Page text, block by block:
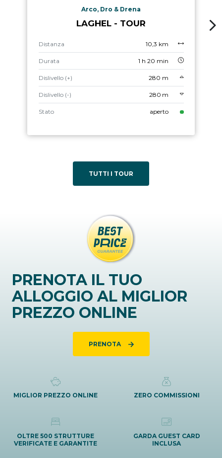
Arco, Dro & Drena
LAGHEL - TOUR
Distanza 10,3 km
Durata 1 h 20 min
Dislivello (+) 280 m
Dislivello (-) 280 m
Stato aperto
TUTTI I TOUR
PRENOTA IL TUO
ALLOGGIO AL MIGLIOR
PREZZO ONLINE
PRENOTA
MIGLIOR PREZZO ONLINE ZERO COMMISSIONI
OLTRE 500 STRUTTURE
VERIFICATE E GARANTITE
GARDA GUEST CARD
INCLUSA